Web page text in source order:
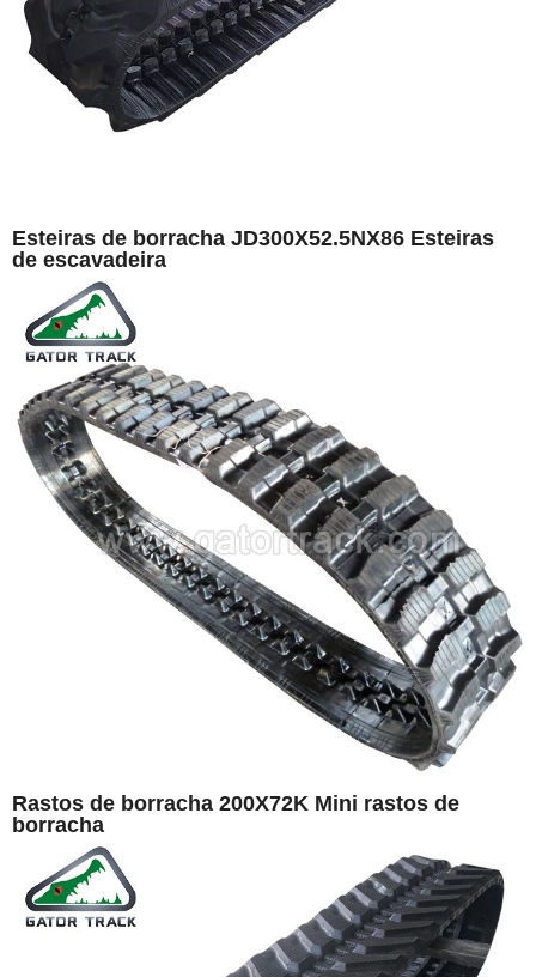
Esteiras de borracha JD300X52.5NX86 Esteiras
de escavadeira
Rastos de borracha 200X72K Mini rastos de
borracha